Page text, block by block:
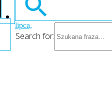
Search for:
lipca,